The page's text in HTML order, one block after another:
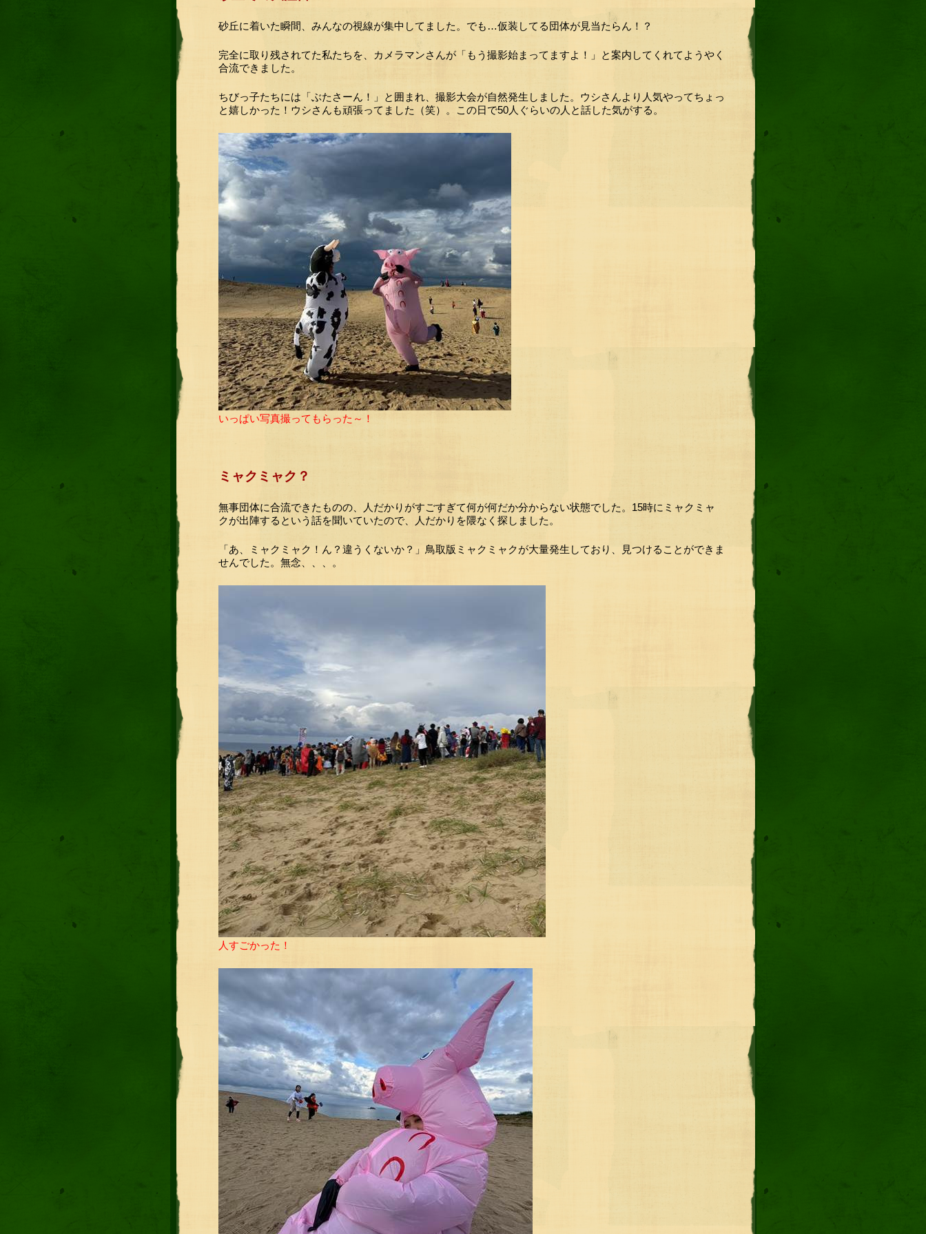
砂丘に着いた瞬間、みんなの視線が集中してました。でも…仮装してる団体が見当たらん！？
完全に取り残されてた私たちを、カメラマンさんが「もう撮影始まってますよ！」と案内してくれてようやく
合流できました。
ちびっ子たちには「ぶたさーん！」と囲まれ、撮影大会が自然発生しました。ウシさんより人気やってちょっ
と嬉しかった！ウシさんも頑張ってました（笑）。この日で50人ぐらいの人と話した気がする。
いっぱい写真撮ってもらった～！
ミャクミャク？
無事団体に合流できたものの、人だかりがすごすぎて何が何だか分からない状態でした。15時にミャクミャ
クが出陣するという話を聞いていたので、人だかりを隈なく探しました。
「あ、ミャクミャク！ん？違うくないか？」鳥取版ミャクミャクが大量発生しており、見つけることができま
せんでした。無念、、、。
人すごかった！